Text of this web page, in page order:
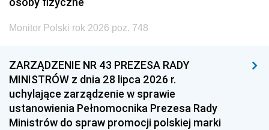
Monitor Polski rok 2026 poz. 748
ZARZĄDZENIE NR 43 PREZESA RADY
MINISTRÓW z dnia 28 lipca 2026 r.
uchylające zarządzenie w sprawie
ustanowienia Pełnomocnika Prezesa Rady
Ministrów do spraw promocji polskiej marki